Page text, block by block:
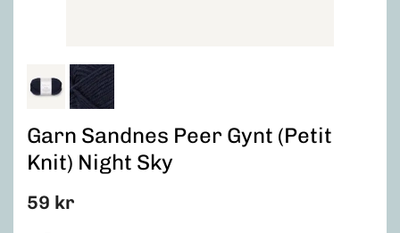
Garn Sandnes Peer Gynt (Petit
Knit) Night Sky
59 kr